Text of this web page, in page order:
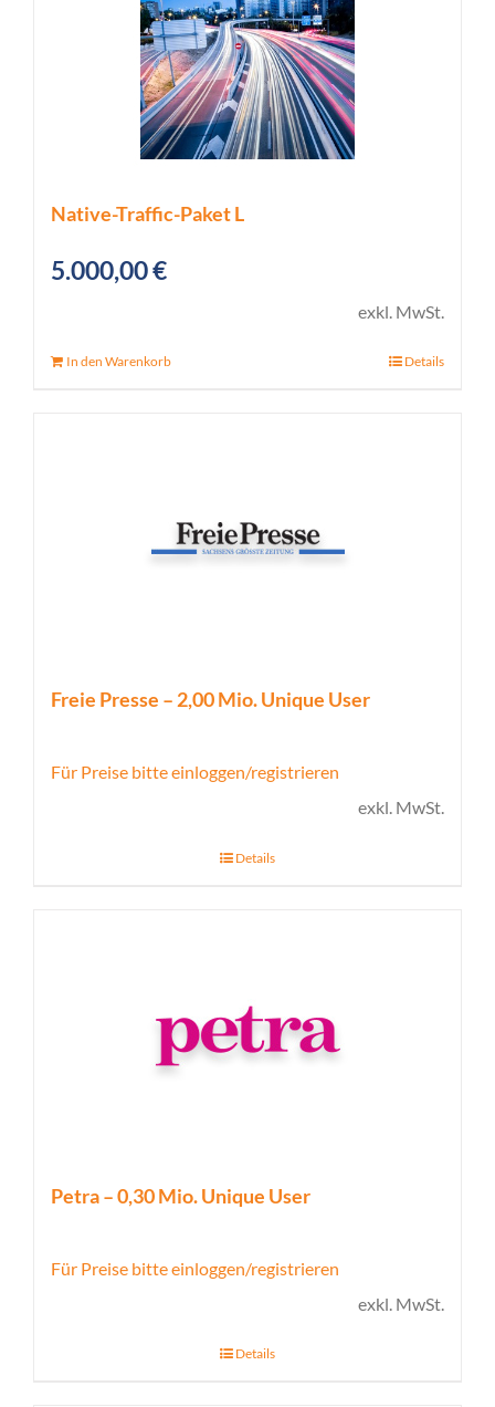
Native-Traffic-Paket L
5.000,00€
exkl. MwSt.
In den Warenkorb Details
Freie Presse – 2,00 Mio. Unique User
Für Preise bitte einloggen/registrieren
exkl. MwSt.
Details
Petra – 0,30 Mio. Unique User
Für Preise bitte einloggen/registrieren
exkl. MwSt.
Details